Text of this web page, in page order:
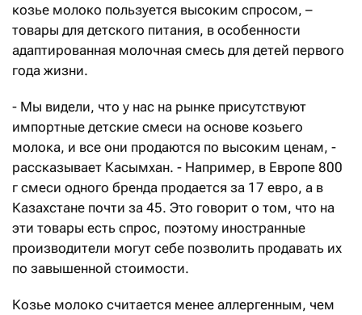
козье молоко пользуется высоким спросом, –
товары для детского питания, в особенности
адаптированная молочная смесь для детей первого
года жизни.
- Мы видели, что у нас на рынке присутствуют
импортные детские смеси на основе козьего
молока, и все они продаются по высоким ценам, -
рассказывает Касымхан. - Например, в Европе 800
г смеси одного бренда продается за 17 евро, а в
Казахстане почти за 45. Это говорит о том, что на
эти товары есть спрос, поэтому иностранные
производители могут себе позволить продавать их
по завышенной стоимости.
Козье молоко считается менее аллергенным, чем